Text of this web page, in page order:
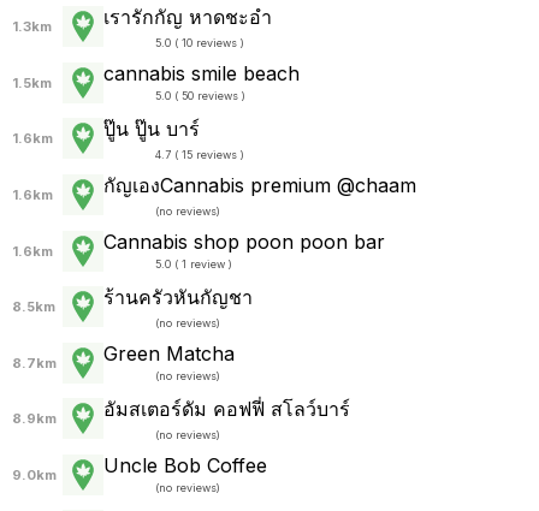
1.3km เรารักกัญ หาดชะอำ
5.0 ( 10 reviews )
1.5km cannabis smile beach
5.0 ( 50 reviews )
1.6km ปู๊น ปู๊น บาร์
4.7 ( 15 reviews )
1.6km กัญเองCannabis premium @chaam
(no reviews)
1.6km Cannabis shop poon poon bar
5.0 ( 1 review )
8.5km ร้านครัวหันกัญชา
(no reviews)
8.7km Green Matcha
(no reviews)
8.9km อัมสเตอร์ดัม คอฟฟี่ สโลว์บาร์
(no reviews)
9.0km Uncle Bob Coffee
(no reviews)